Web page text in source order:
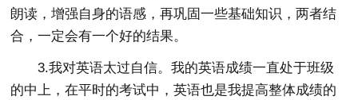
朗读，增强自身的语感，再巩固一些基础知识，两者结
合，一定会有一个好的结果。
3.我对英语太过自信。我的英语成绩一直处于班级
的中上，在平时的考试中，英语也是我提高整体成绩的